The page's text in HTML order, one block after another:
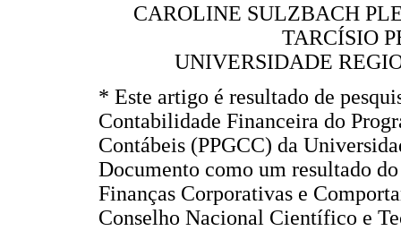
CAROLINE SULZBACH
TARCÍSIO
UNIVERSIDADE
* Este artigo é resultado de
Contabilidade Financeira do
Contábeis (PPGCC) da
Documento como um resultado
Finanças Corporativas e
Conselho Nacional Científico e